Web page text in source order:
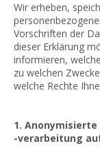
Wir erheben,
Vorschriften der
dieser Erklärung
informieren,
zu welchen
welche Rechte
1.
-verarbeitung